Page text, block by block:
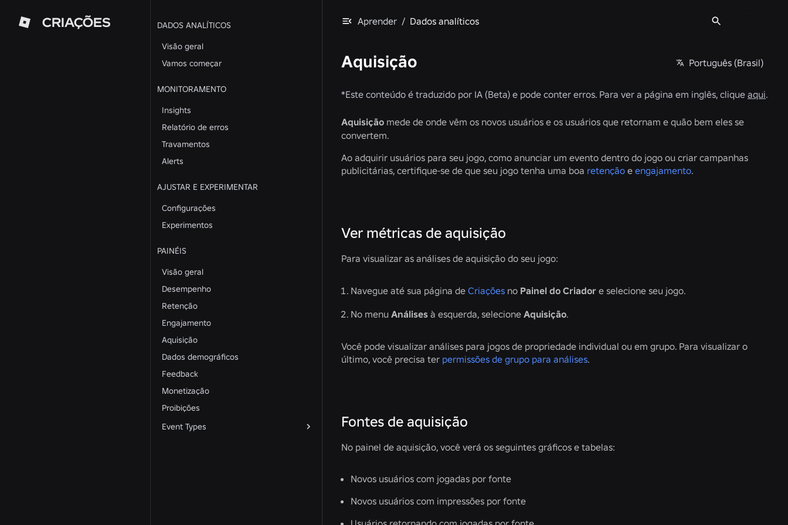
CRIAÇÕES
DADOS ANALÍTICOS
Visão geral
Vamos começar
MONITORAMENTO
Insights
Relatório de erros
Travamentos
Alerts
AJUSTAR E EXPERIMENTAR
Configurações
Experimentos
PAINÉIS
Visão geral
Desempenho
Retenção
Engajamento
Aquisição
Dados demográficos
Feedback
Monetização
Proibições
Event Types
Aprender / Dados analíticos
Aquisição Português (Brasil)
*Este conteúdo é traduzido por IA (Beta) e pode conter erros. Para ver a página em inglês, clique aqui.
Aquisição mede de onde vêm os novos usuários e os usuários que retornam e quão bem eles se
convertem.
Ao adquirir usuários para seu jogo, como anunciar um evento dentro do jogo ou criar campanhas
publicitárias, certifique-se de que seu jogo tenha uma boa retenção e engajamento.
Ver métricas de aquisição
Para visualizar as análises de aquisição do seu jogo:
Navegue até sua página de Criações no Painel do Criador e selecione seu jogo.
No menu Análises à esquerda, selecione Aquisição.
Você pode visualizar análises para jogos de propriedade individual ou em grupo. Para visualizar o
último, você precisa ter permissões de grupo para análises.
Fontes de aquisição
No painel de aquisição, você verá os seguintes gráficos e tabelas:
Novos usuários com jogadas por fonte
Novos usuários com impressões por fonte